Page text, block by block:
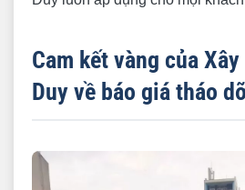
Cam kết vàng của
Duy về báo giá tháo